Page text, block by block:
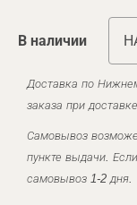
В наличии
Доставка по
заказа при
Самовывоз
пункте выдачи.
самовывоз 1-2 дня.